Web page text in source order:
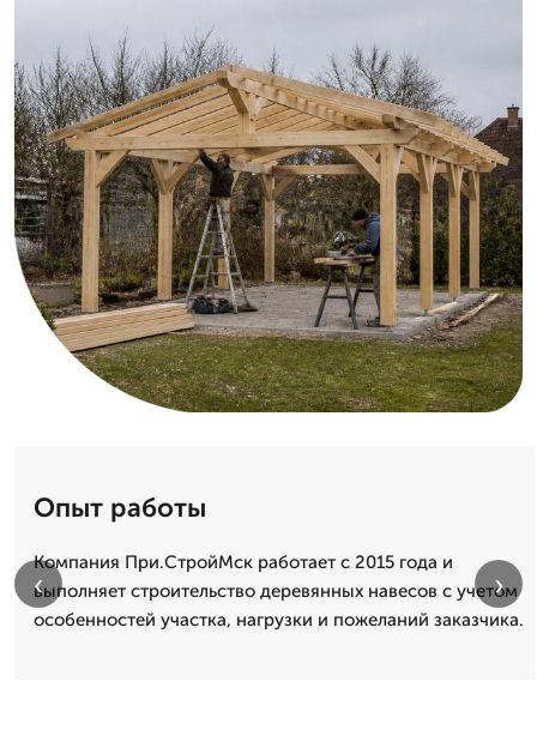
Опыт работы
Компания При.СтройМск работает с 2015 года и
выполняет строительство деревянных навесов с учетом
особенностей участка, нагрузки и пожеланий заказчика.
‹ ›